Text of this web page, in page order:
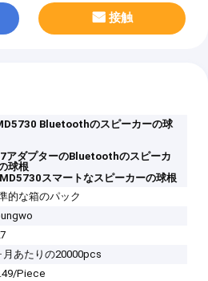
接触
Bluetoothのスピーカーの球
アダプターのBluetoothのスピーカ
球根
スマートなスピーカーの球根
的な箱のパック
月あたりの20000pcs
Piece